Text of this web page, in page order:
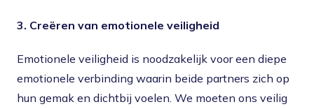
3. Creëren van emotionele veiligheid
Emotionele veiligheid is noodzakelijk voor een diepe
emotionele verbinding waarin beide partners zich op
hun gemak en dichtbij voelen. We moeten ons veilig